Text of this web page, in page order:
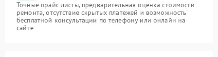
Точные прайс-листы, предварительная оценка стоимости
ремонта, отсутствие скрытых платежей и возможность
бесплатной консультации по телефону или онлайн на
сайте